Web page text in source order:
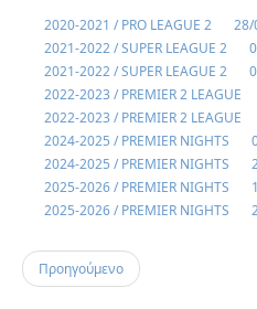
2020-2021 / PRO LEAGUE 2 28/
2021-2022 / SUPER LEAGUE 2
2021-2022 / SUPER LEAGUE 2
2022-2023 / PREMIER 2 LEAGUE
2022-2023 / PREMIER 2 LEAGUE
2024-2025 / PREMIER NIGHTS
2024-2025 / PREMIER NIGHTS
2025-2026 / PREMIER NIGHTS
2025-2026 / PREMIER NIGHTS
Προηγούμενο